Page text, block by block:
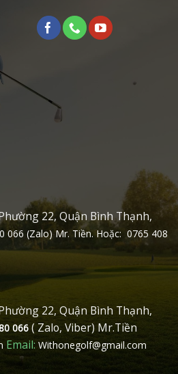
22, Quận Bình Thạnh,
066 (Zalo) Mr. Tiền. Hoặc: 0765 408
22, Quận Bình Thạnh,
066 ( Zalo, Viber) Mr.Tiền
Email: Withonegolf@gmail.com